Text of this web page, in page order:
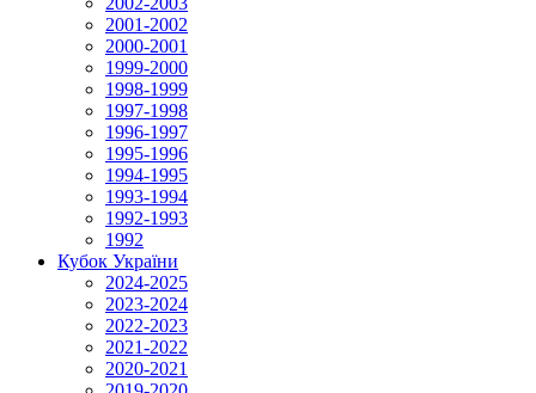
2001-2002
2000-2001
1999-2000
1998-1999
1997-1998
1996-1997
1995-1996
1994-1995
1993-1994
1992-1993
1992
Кубок України
2024-2025
2023-2024
2022-2023
2021-2022
2020-2021